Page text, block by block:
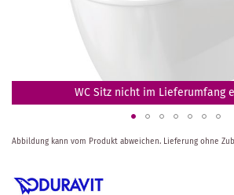
WC Sitz nicht im Lieferumfang
Zum
Anfang
Bildergalerie
Abbildung kann vom Produkt abweichen. Lieferung ohne